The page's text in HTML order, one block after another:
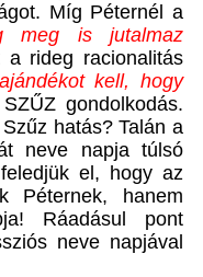
Míg Péternél a
meg is jutalmaz
rideg racionalitás
kell, hogy
gondolkodás.
hatás? Talán a
neve napja túlsó
el, hogy az
Péternek, hanem
Ráadásul pont
neve napjával